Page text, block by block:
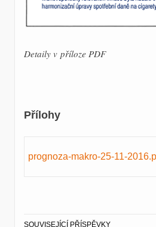
Detaily v příloze PDF
Přílohy
prognoza-makro-25-11-
SOUVISEJÍCÍ PŘÍSPĚVKY